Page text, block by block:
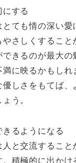
する
ても情の深い愛
さしくすること
できるのが最大の
に映るかもしれ
優しさをもてば、
う。
るようになる
と交流すること
。積極的に出かけ